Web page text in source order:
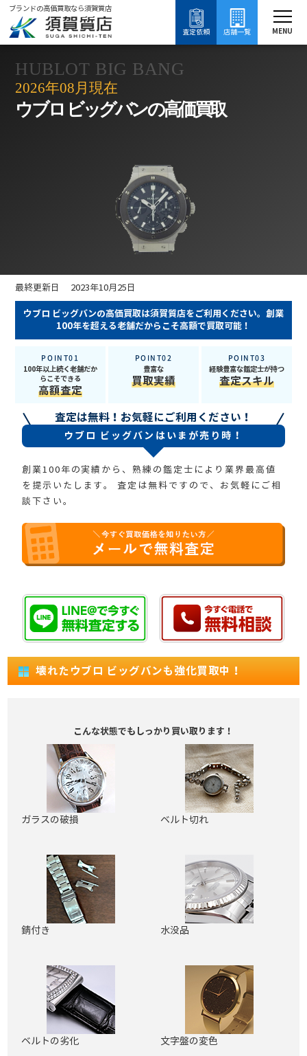
ブランドの高価買取なら須賀質店
査定依頼
店舗一覧 MENU
ブランド買取 時計買取 ウブロ ビッグバン買取
HUBLOT BIG BANG
2026年08月現在
ウブロ ビッグバンの高価買取
最終更新日 2023年10月25日
ウブロ ビッグバンの高価買取は須賀質店をご利用ください。創業
100年を超える老舗だからこそ高額で買取可能！
POINT01
100年以上続く老舗だか
らこそできる
高額査定
POINT02
豊富な
買取実績
POINT03
経験豊富な鑑定士が持つ
査定スキル
査定は無料！お気軽にご利用ください！
ウブロ ビッグバンはいまが売り時！
創業100年の実績から、熟練の鑑定士により業界最高値
を提示いたします。
査定は無料ですので、お気軽にご相
談下さい。
壊れたウブロ ビッグバンも強化買取中！
こんな状態でもしっかり買い取ります！
ガラスの破損 ベルト切れ
錆付き 水没品
ベルトの劣化 文字盤の変色